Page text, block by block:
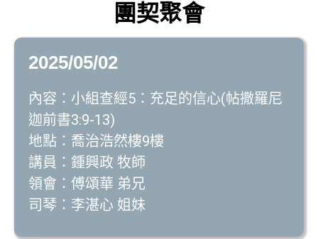
團契聚會
2025/05/02
內容：小組查經5：充足的信心(帖撒羅尼
迦前書3:9-13)
地點：喬治浩然樓9樓
講員：鍾興政 牧師
領會：傅頌華 弟兄
司琴：李湛心 姐妹